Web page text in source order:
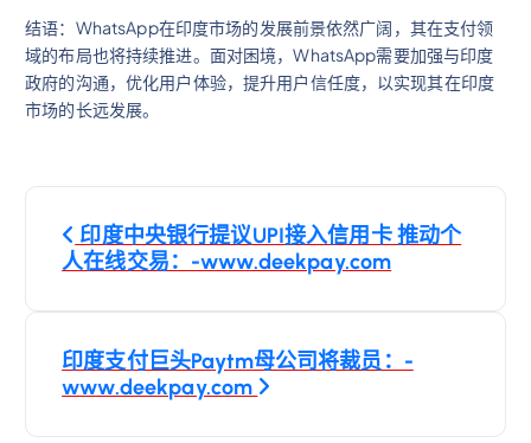
结语：WhatsApp在印度市场的发展前景依然广阔，其在支付领
域的布局也将持续推进。面对困境，WhatsApp需要加强与印度
政府的沟通，优化用户体验，提升用户信任度，以实现其在印度
市场的长远发展。
文
章
航
印度中央银行提议UPI接入信用卡 推动个
人在线交易：-www.deekpay.com
印度支付巨头Paytm母公司将裁员：-
www.deekpay.com